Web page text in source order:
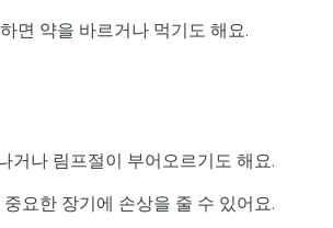
면 약을 바르거나 먹기도 해요.
거나 림프절이 부어오르기도 해요.
요한 장기에 손상을 줄 수 있어요.